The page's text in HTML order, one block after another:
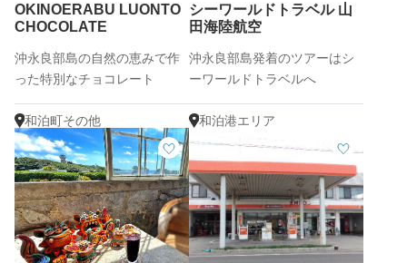
OKINOERABU LUONTO
CHOCOLATE
沖永良部島の自然の恵みで作
った特別なチョコレート
和泊町その他
シーワールドトラベル 山
田海陸航空
沖永良部島発着のツアーはシ
ーワールドトラベルへ
和泊港エリア